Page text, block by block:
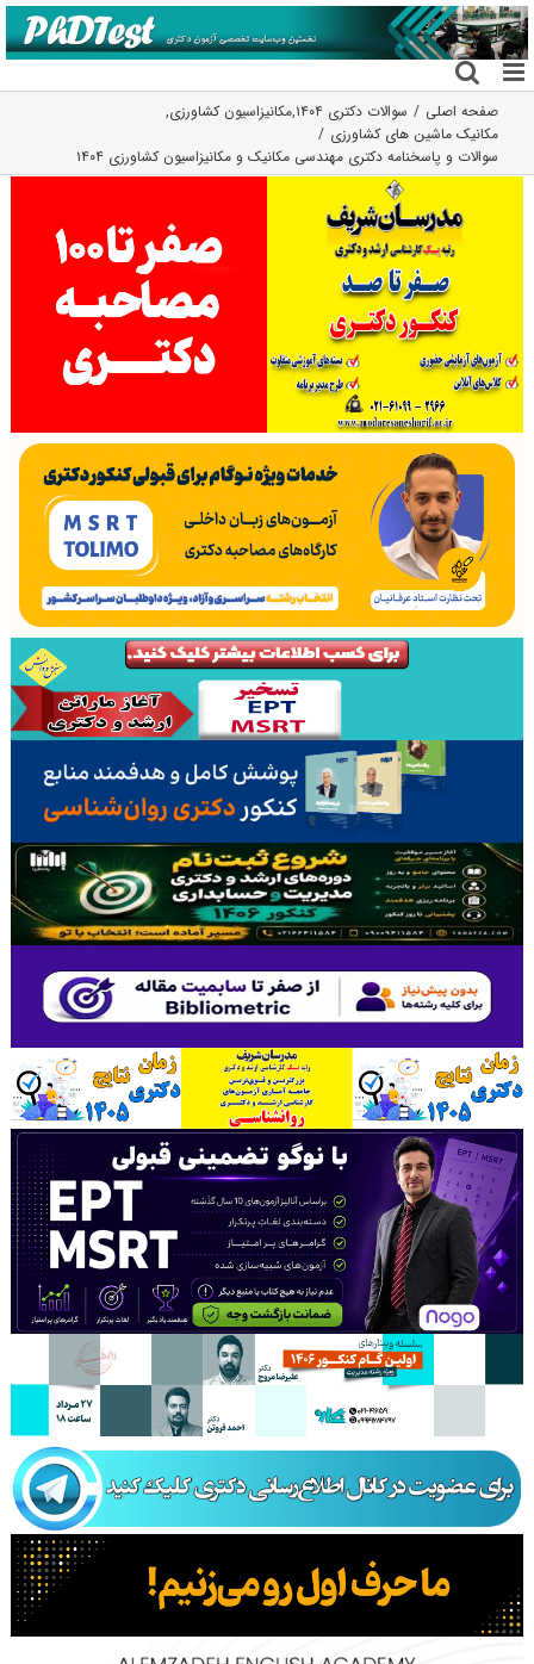
رفتن
به
محتوا
صفحه اصلی سوالات دکتری ۱۴۰۴ ,مکانیزاسیون کشاورزی,
مکانیک ماشین های کشاورزی
سوالات و پاسخنامه دکتری مهندسی مکانیک و مکانیزاسیون کشاورزی ۱۴۰۴